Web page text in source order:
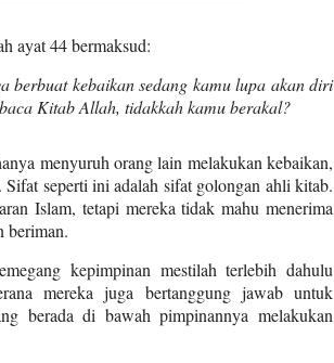
ayat 44 bermaksud:
berbuat kebaikan sedang kamu lupa akan diri
Kitab Allah, tidakkah kamu berakal?
menyuruh orang lain melakukan kebaikan,
seperti ini adalah sifat golongan ahli kitab.
Islam, tetapi mereka tidak mahu menerima
beriman.
kepimpinan mestilah terlebih dahulu
mereka juga bertanggung jawab untuk
berada di bawah pimpinannya melakukan